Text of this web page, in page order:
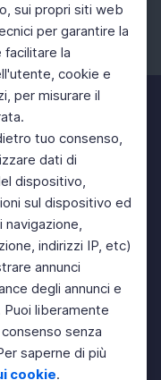
sui propri siti web
per garantire la
facilitare la
cookie e
per misurare il
tuo consenso,
dati di
dispositivo,
sul dispositivo ed
indirizzi IP, etc)
annunci
degli annunci e
liberamente
senza
saperne di più
cookie.
Twitter